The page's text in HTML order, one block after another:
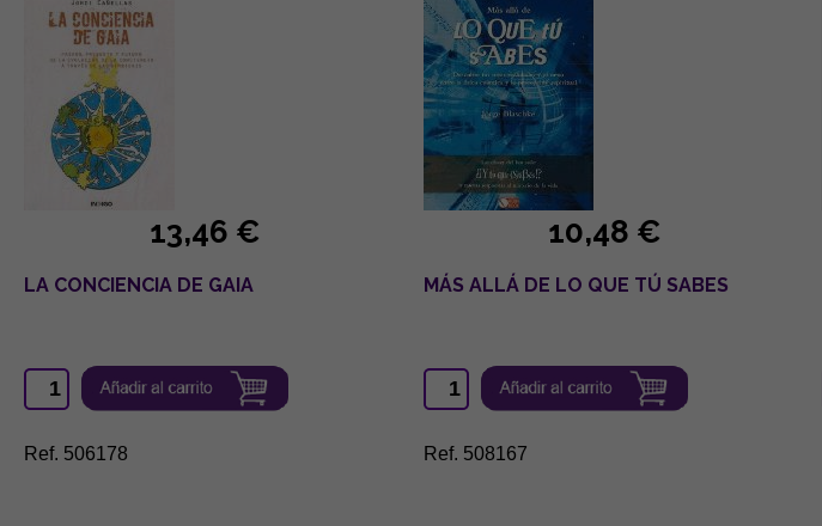
13,46 €
LA CONCIENCIA DE GAIA
Ref. 506178
10,48 €
MÁS ALLÁ DE LO QUE TÚ SABES
Ref. 508167